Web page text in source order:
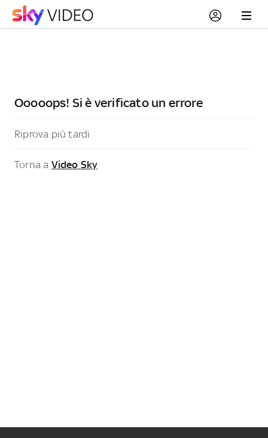
Ooooops! Si è verificato un errore
Riprova più tardi
Torna a Video Sky